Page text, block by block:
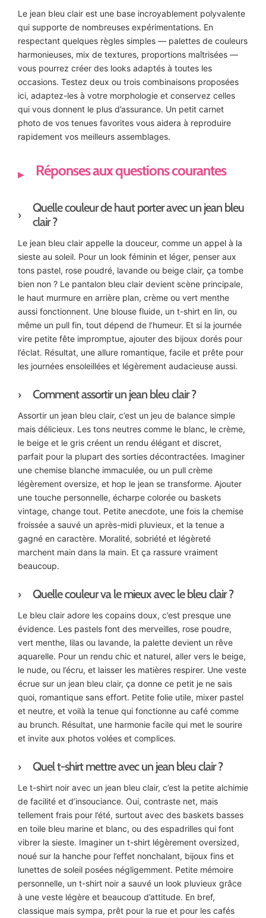
Le jean bleu clair est une base incroyablement polyvalente
qui supporte de nombreuses expérimentations. En
respectant quelques règles simples — palettes de couleurs
harmonieuses, mix de textures, proportions maîtrisées —
vous pourrez créer des looks adaptés à toutes les
occasions. Testez deux ou trois combinaisons proposées
ici, adaptez-les à votre morphologie et conservez celles
qui vous donnent le plus d’assurance. Un petit carnet
photo de vos tenues favorites vous aidera à reproduire
rapidement vos meilleurs assemblages.
Réponses aux questions courantes
Quelle couleur de haut porter avec un jean bleu
clair ?
Le jean bleu clair appelle la douceur, comme un appel à la
sieste au soleil. Pour un look féminin et léger, penser aux
tons pastel, rose poudré, lavande ou beige clair, ça tombe
bien non ? Le pantalon bleu clair devient scène principale,
le haut murmure en arrière plan, crème ou vert menthe
aussi fonctionnent. Une blouse fluide, un t-shirt en lin, ou
même un pull fin, tout dépend de l’humeur. Et si la journée
vire petite fête impromptue, ajouter des bijoux dorés pour
l’éclat. Résultat, une allure romantique, facile et prête pour
les journées ensoleillées et légèrement audacieuse aussi.
Comment assortir un jean bleu clair ?
Assortir un jean bleu clair, c’est un jeu de balance simple
mais délicieux. Les tons neutres comme le blanc, le crème,
le beige et le gris créent un rendu élégant et discret,
parfait pour la plupart des sorties décontractées. Imaginer
une chemise blanche immaculée, ou un pull crème
légèrement oversize, et hop le jean se transforme. Ajouter
une touche personnelle, écharpe colorée ou baskets
vintage, change tout. Petite anecdote, une fois la chemise
froissée a sauvé un après-midi pluvieux, et la tenue a
gagné en caractère. Moralité, sobriété et légèreté
marchent main dans la main. Et ça rassure vraiment
beaucoup.
Quelle couleur va le mieux avec le bleu clair ?
Le bleu clair adore les copains doux, c’est presque une
évidence. Les pastels font des merveilles, rose poudre,
vert menthe, lilas ou lavande, la palette devient un rêve
aquarelle. Pour un rendu chic et naturel, aller vers le beige,
le nude, ou l’écru, et laisser les matières respirer. Une veste
écrue sur un jean bleu clair, ça donne ce petit je ne sais
quoi, romantique sans effort. Petite folie utile, mixer pastel
et neutre, et voilà la tenue qui fonctionne au café comme
au brunch. Résultat, une harmonie facile qui met le sourire
et invite aux photos volées et complices.
Quel t-shirt mettre avec un jean bleu clair ?
Le t-shirt noir avec un jean bleu clair, c’est la petite alchimie
de facilité et d’insouciance. Oui, contraste net, mais
tellement frais pour l’été, surtout avec des baskets basses
en toile bleu marine et blanc, ou des espadrilles qui font
vibrer la sieste. Imaginer un t-shirt légèrement oversized,
noué sur la hanche pour l’effet nonchalant, bijoux fins et
lunettes de soleil posées négligemment. Petite mémoire
personnelle, un t-shirt noir a sauvé un look pluvieux grâce
à une veste légère et beaucoup d’attitude. En bref,
classique mais sympa, prêt pour la rue et pour les cafés